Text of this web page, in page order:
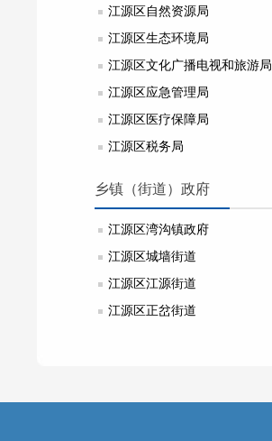
江源区自然资源局
江源区生态环境局
江源区文化广播电视和旅游局
江源区应急管理局
江源区医疗保障局
江源区税务局
乡镇（街道）政府
江源区湾沟镇政府
江源区城墙街道
江源区江源街道
江源区正岔街道